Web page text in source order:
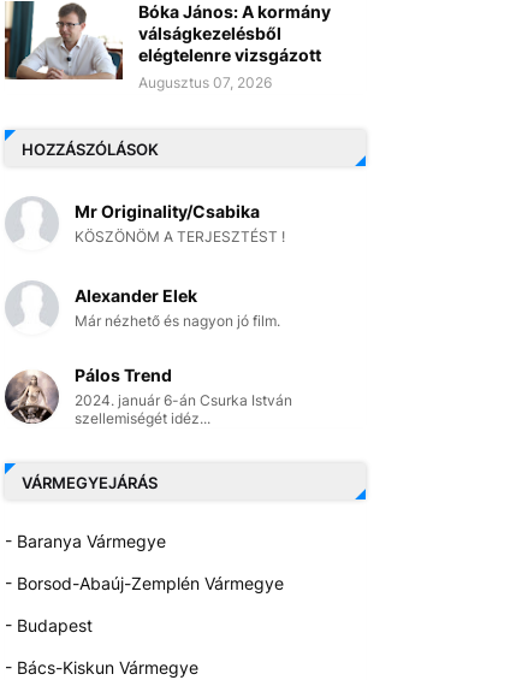
Bóka János: A kormány
válságkezelésből
elégtelenre vizsgázott
Augusztus 07, 2026
HOZZÁSZÓLÁSOK
Mr Originality/Csabika
KÖSZÖNÖM A TERJESZTÉST !
Alexander Elek
Már nézhető és nagyon jó film.
Pálos Trend
2024. január 6-án Csurka István
szellemiségét idéz...
VÁRMEGYEJÁRÁS
- Baranya Vármegye
- Borsod-Abaúj-Zemplén Vármegye
- Budapest
- Bács-Kiskun Vármegye